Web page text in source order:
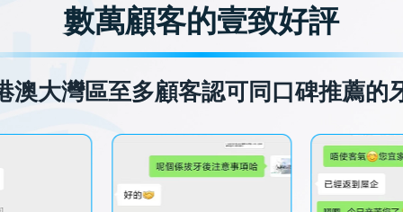
數萬顧客的壹致好評
澳大灣區至多顧客認可同口碑推薦的